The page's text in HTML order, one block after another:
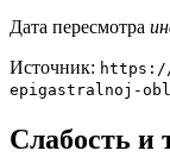
Дата пересмотра
Источник:
epigastralnoj-
Слабость и